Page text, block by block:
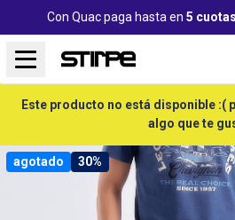
Con Quac paga hasta en 5 cuotas
Este producto no está disponible :(
algo que te
agotado 30%